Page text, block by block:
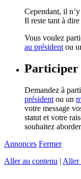
Cependant, il
Il reste tant à dire
Vous voulez
au président ou
Participer
Demandez à
président ou un
votre message
statut et votre
souhaitez
Annonces Fermer
Aller au contenu | Aller